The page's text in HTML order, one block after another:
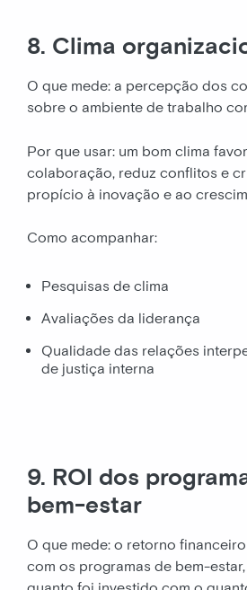
8. Clima
O que mede: a percepção dos
sobre o ambiente de trabalho
Por que usar: um bom clima
colaboração, reduz conflitos e
propício à inovação e ao
Como acompanhar:
Pesquisas de clima
Avaliações da liderança
Qualidade das relações
de justiça interna
9. ROI dos
bem-estar
O que mede: o retorno
com os programas de bem-